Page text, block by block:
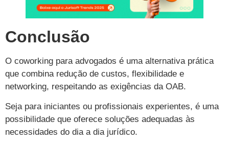
Conclusão
O coworking para advogados é uma alternativa prática
que combina redução de custos, flexibilidade e
networking, respeitando as exigências da OAB.
Seja para iniciantes ou profissionais experientes, é uma
possibilidade que oferece soluções adequadas às
necessidades do dia a dia jurídico.